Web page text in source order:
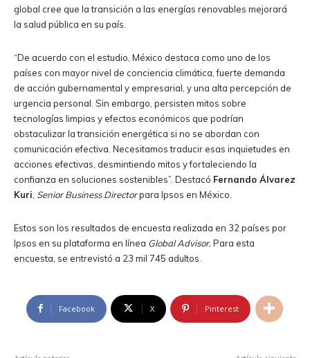
global cree que la transición a las energías renovables mejorará
la salud pública en su país.
“De acuerdo con el estudio, México destaca como uno de los
países con mayor nivel de conciencia climática, fuerte demanda
de acción gubernamental y empresarial, y una alta percepción de
urgencia personal. Sin embargo, persisten mitos sobre
tecnologías limpias y efectos económicos que podrían
obstaculizar la transición energética si no se abordan con
comunicación efectiva. Necesitamos traducir esas inquietudes en
acciones efectivas, desmintiendo mitos y fortaleciendo la
confianza en soluciones sostenibles”. Destacó Fernando Álvarez
Kuri Senior Business Directorpara Ipsos en México.
Estos son los resultados de encuesta realizada en 32 países por
Ipsos en su plataforma en línea Global Advisor.Para esta
encuesta, se entrevistó a 23 mil 745 adultos.
Facebook X Pinterest